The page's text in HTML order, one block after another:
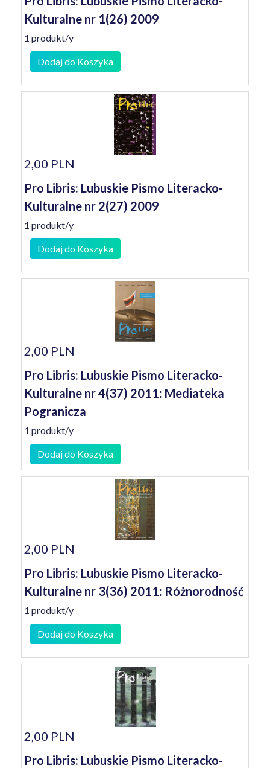
Kulturalne nr 1(26) 2009
1 produkt/y
Dodaj do Koszyka
2,00 PLN
Pro Libris: Lubuskie Pismo Literacko-
Kulturalne nr 2(27) 2009
1 produkt/y
Dodaj do Koszyka
2,00 PLN
Pro Libris: Lubuskie Pismo Literacko-
Kulturalne nr 4(37) 2011: Mediateka
Pogranicza
1 produkt/y
Dodaj do Koszyka
2,00 PLN
Pro Libris: Lubuskie Pismo Literacko-
Kulturalne nr 3(36) 2011: Różnorodność
1 produkt/y
Dodaj do Koszyka
2,00 PLN
Pro Libris: Lubuskie Pismo Literacko-